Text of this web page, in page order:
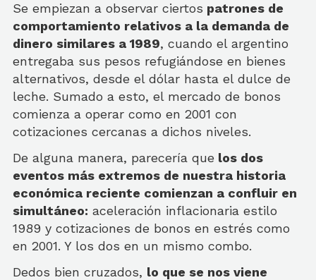
Se empiezan a observar ciertos patrones de
comportamiento relativos a la demanda de
dinero similares a 1989, cuando el argentino
entregaba sus pesos refugiándose en bienes
alternativos, desde el dólar hasta el dulce de
leche. Sumado a esto, el mercado de bonos
comienza a operar como en 2001 con
cotizaciones cercanas a dichos niveles.
De alguna manera, parecería que los dos
eventos más extremos de nuestra historia
económica reciente comienzan a confluir en
simultáneo: aceleración inflacionaria estilo
1989 y cotizaciones de bonos en estrés como
en 2001. Y los dos en un mismo combo.
Dedos bien cruzados, lo que se nos viene